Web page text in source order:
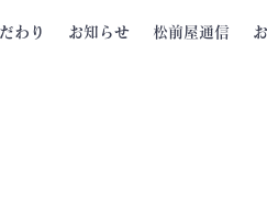
わり お知らせ 松前屋通信